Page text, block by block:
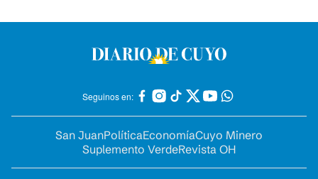
Seguinos en:
San JuanPolíticaEconomíaCuyo Minero
Suplemento VerdeRevista OH